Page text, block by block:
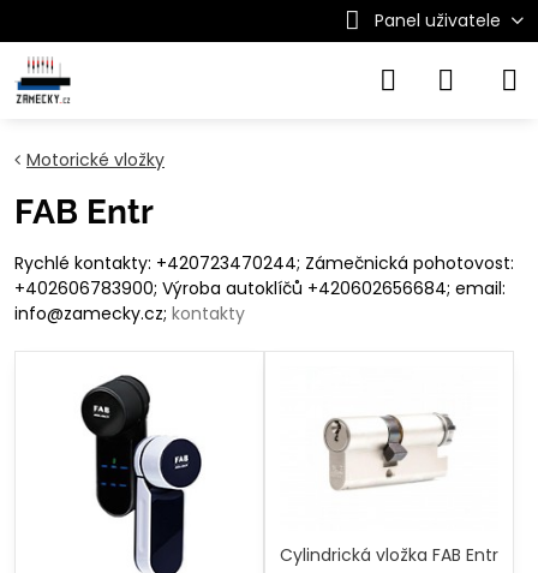
Panel uživatele
Motorické vložky
FAB Entr
Rychlé kontakty: +420723470244; Zámečnická pohotovost:
+402606783900; Výroba autoklíčů +420602656684; email:
info@zamecky.cz; kontakty
Cylindrická vložka FAB Entr